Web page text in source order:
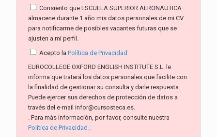
Consiento que ESCUELA SUPERIOR AERONAUTICA
almacene durante 1 año mis datos personales de mi CV
para notificarme de posibles vacantes futuras que se
ajusten a mi perfil.
Acepto la Política de Privacidad
EUROCOLLEGE OXFORD ENGLISH INSTITUTE S.L. le
informa que tratará los datos personales que facilite con
la finalidad de gestionar su consulta y darle respuesta.
Puede ejercer sus derechos de protección de datos a
través del e-mail infor@cursosteca.es.
. Para más información, por favor, consulte nuestra
Política de Privacidad .